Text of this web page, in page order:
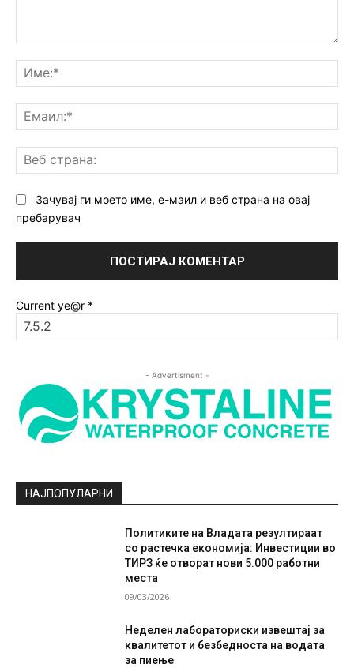
Зачувај ги моето име, е-маил и веб страна на овај
пребарувач
Current ye@r *
- Advertisment -
НАЈПОПУЛАРНИ
Политиките на Владата резултираат
со растечка економија: Инвестиции во
ТИРЗ ќе отворат нови 5.000 работни
места
09/03/2026
Неделен лабораториски извештај за
квалитетот и безбедноста на водата
за пиење